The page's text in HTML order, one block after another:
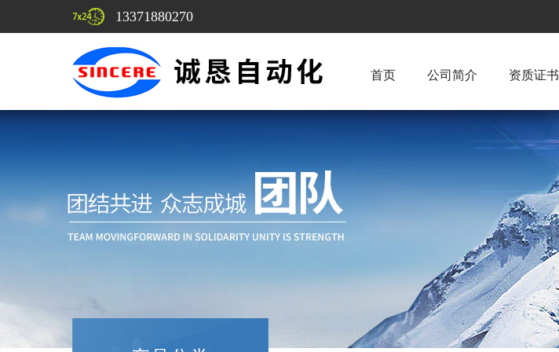
13371880270
首页 公司简介 资质证书